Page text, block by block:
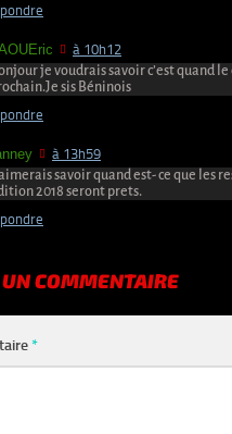
à 10h12
je voudrais savoir c’est quand le
sis Béninois
à 13h59
savoir quand est- ce que les
2018 seront prets.
COMMENTAIRE
*